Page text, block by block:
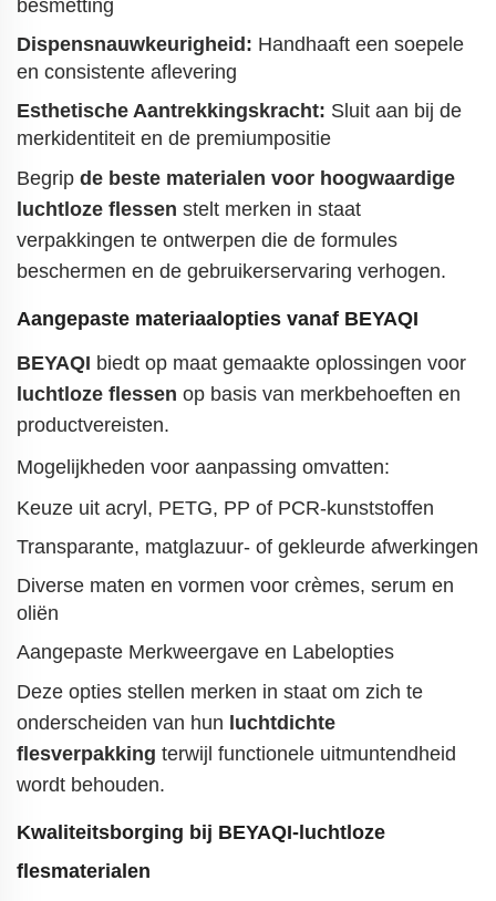
besmetting
Dispensnauwkeurigheid: Handhaaft een soepele
en consistente aflevering
Esthetische Aantrekkingskracht: Sluit aan bij de
merkidentiteit en de premiumpositie
Begrip de beste materialen voor hoogwaardige
luchtloze flessen stelt merken in staat
verpakkingen te ontwerpen die de formules
beschermen en de gebruikerservaring verhogen.
Aangepaste materiaalopties vanaf BEYAQI
BEYAQI biedt op maat gemaakte oplossingen voor
luchtloze flessen op basis van merkbehoeften en
productvereisten.
Mogelijkheden voor aanpassing omvatten:
Keuze uit acryl, PETG, PP of PCR-kunststoffen
Transparante, matglazuur- of gekleurde afwerkingen
Diverse maten en vormen voor crèmes, serum en
oliën
Aangepaste Merkweergave en Labelopties
Deze opties stellen merken in staat om zich te
onderscheiden van hun luchtdichte
flesverpakking terwijl functionele uitmuntendheid
wordt behouden.
Kwaliteitsborging bij BEYAQI-luchtloze
flesmaterialen